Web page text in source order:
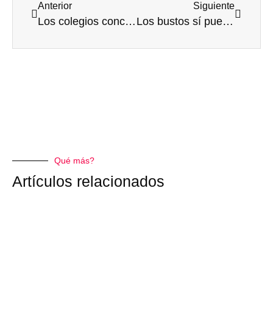
Anterior
Los colegios concertados potencian el desarrollo integral de los niños pequeños
Siguiente
Los bustos sí pueden ser elementos decorativos de primer orden
Qué más?
Artículos relacionados